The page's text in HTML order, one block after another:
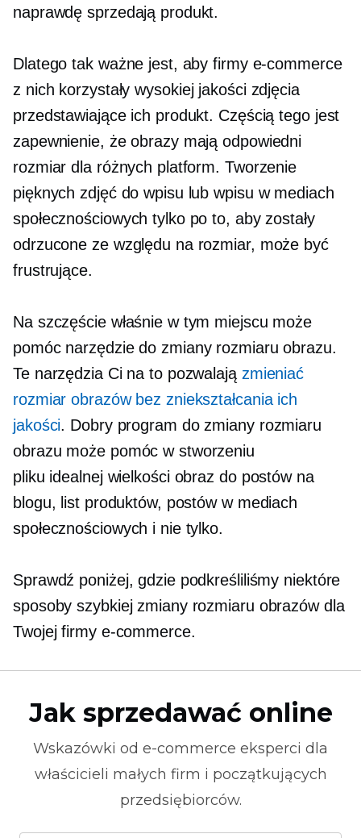
naprawdę sprzedają produkt.
Dlatego tak ważne jest, aby firmy e-commerce
z nich korzystaływysokiej jakościzdjęcia
przedstawiające ich produkt. Częścią tego jest
zapewnienie, że obrazy mają odpowiedni
rozmiar dla różnych platform. Tworzenie
pięknych zdjęć do wpisu lub wpisu w mediach
społecznościowych tylko po to, aby zostały
odrzucone ze względu na rozmiar, może być
frustrujące.
Na szczęście właśnie w tym miejscu może
pomóc narzędzie do zmiany rozmiaru obrazu.
Te narzędzia Ci na to pozwalają zmieniać
rozmiar obrazów bez zniekształcania ich
jakości. Dobry program do zmiany rozmiaru
obrazu może pomóc w stworzeniu
pliku idealnej wielkościobraz do postów na
blogu, list produktów, postów w mediach
społecznościowych i nie tylko.
Sprawdź poniżej, gdzie podkreśliliśmy niektóre
sposoby szybkiej zmiany rozmiaru obrazów dla
Twojej firmy e-commerce.
Jak sprzedawać online
Wskazówki od e-commerce eksperci dla
właścicieli małych firm i początkujących
przedsiębiorców.